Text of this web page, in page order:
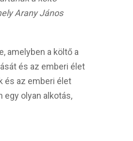
Arany János
amelyben a költő a
és az emberi élet
és az emberi élet
olyan alkotás,